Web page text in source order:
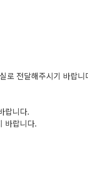
로 전달해주시기 바랍니
랍니다.
바랍니다.